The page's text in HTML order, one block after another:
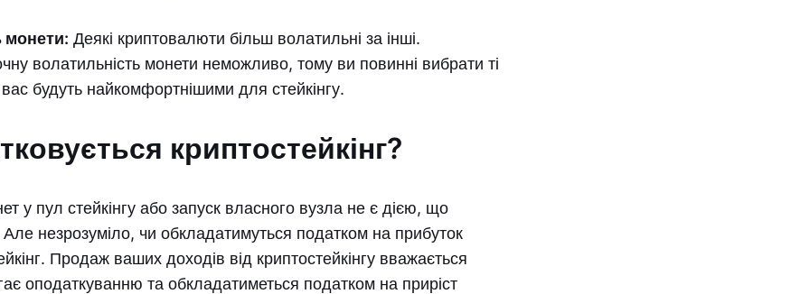
монети: Деякі криптовалюти більш волатильні за інші.
волатильність монети неможливо, тому ви повинні вибрати ті
будуть найкомфортнішими для стейкінгу.
криптостейкінг?
у пул стейкінгу або запуск власного вузла не є дією, що
незрозуміло, чи обкладатимуться податком на прибуток
Продаж ваших доходів від криптостейкінгу вважається
оподаткуванню та обкладатиметься податком на приріст